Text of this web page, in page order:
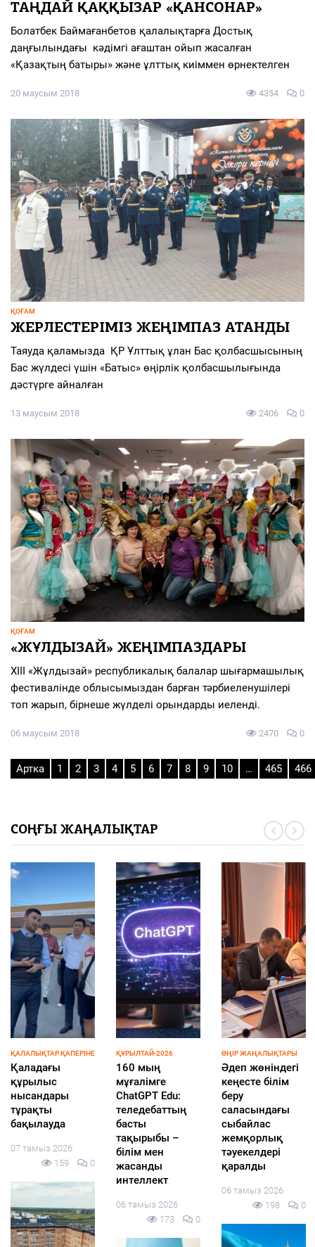
ТАҢДАЙ ҚАҚҚЫЗАР «ҚАНСОНАР»
Болатбек Баймағанбетов қалалықтарға Достық
даңғылындағы кәдімгі ағаштан ойып жасалған
«Қазақтың батыры» және ұлттық киіммен өрнектелген
20 маусым 2018 4354 0
ҚОҒАМ
ЖЕРЛЕСТЕРІМІЗ ЖЕҢІМПАЗ АТАНДЫ
Таяуда қаламызда ҚР Ұлттық ұлан Бас қолбасшысының
Бас жүлдесі үшін «Батыс» өңірлік қолбасшылығында
дәстүрге айналған
13 маусым 2018 2406 0
ҚОҒАМ
«ЖҰЛДЫЗАЙ» ЖЕҢІМПАЗДАРЫ
ХІІІ «Жұлдызай» республикалық балалар шығармашылық
фестивалінде облысымыздан барған тәрбиеленушілері
топ жарып, бірнеше жүлделі орындарды иеленді.
06 маусым 2018 2470 0
Артка 1 2 3 4 5 6 7 8 9 10 … 465 466
СОҢҒЫ ЖАҢАЛЫҚТАР
ҚАЛАЛЫҚТАР ҚАПЕРІНЕ
Қаладағы
құрылыс
нысандары
тұрақты
бақылауда
07 тамыз 2026
159
0
ҚҰРЫЛТАЙ-2026
160 мың
мұғалімге
ChatGPT Edu:
теледебаттың
басты
тақырыбы –
білім мен
жасанды
интеллект
06 тамыз 2026
173
0
ӨҢІР ЖАҢАЛЫҚТАРЫ
Әдеп жөніндегі
кеңесте білім
беру
саласындағы
сыбайлас
жемқорлық
тәуекелдері
қаралды
06 тамыз 2026
198
0